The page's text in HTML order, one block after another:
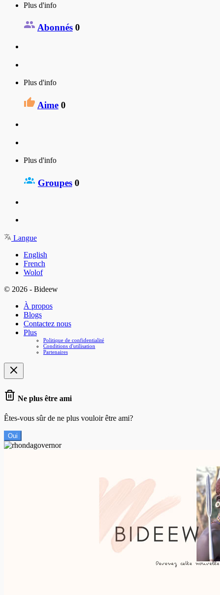
Plus d'info
Abonnés 0
Plus d'info
Aime 0
Plus d'info
Groupes 0
Langue
English
French
Wolof
© 2026 - Bideew
À propos
Blogs
Contactez nous
Plus
Politique de confidentialité
Conditions d'utilisation
Partenaires
Ne plus être ami
Êtes-vous sûr de ne plus vouloir être ami?
Oui